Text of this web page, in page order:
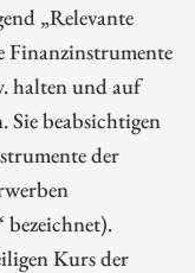
„Relevante
Finanzinstrumente
halten und auf
beabsichtigen
der
bezeichnet).
Kurs der